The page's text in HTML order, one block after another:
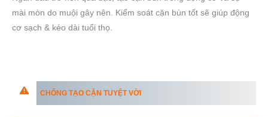
mài mòn do muội gây nên. Kiểm soát cặn bùn tốt sẽ giúp động
cơ sạch & kéo dài tuổi thọ.
CHỐNG TẠO CẶN TUYỆT VỜI